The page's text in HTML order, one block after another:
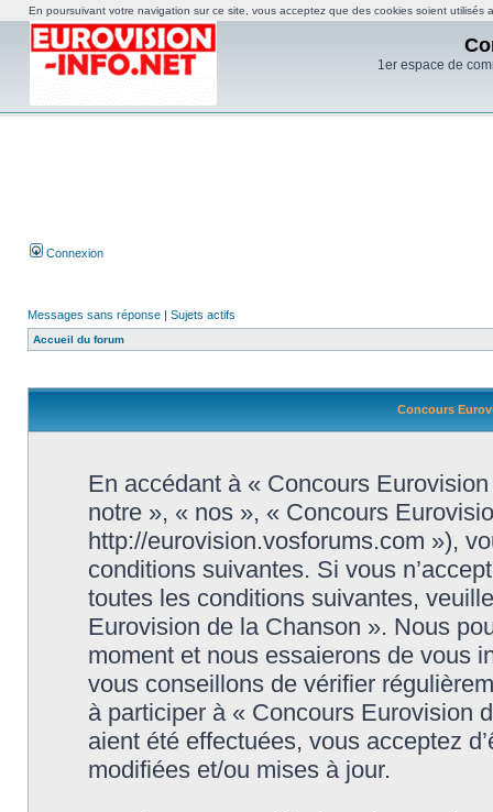
1er espace de
Connexion
Messages sans réponse | Sujets actifs
Accueil du forum
Concours
En accédant à « Concours
notre », « nos », « Concours
http://eurovision.vosforums.com »),
conditions suivantes. Si vous
toutes les conditions suivantes,
Eurovision de la Chanson ». Nous
moment et nous essaierons de vous
vous conseillons de vérifier
à participer à « Concours Eurovision
aient été effectuées, vous acceptez
modifiées et/ou mises à jour.
En poursuivant votre navigation sur ce site, vous acceptez que des cookies soient